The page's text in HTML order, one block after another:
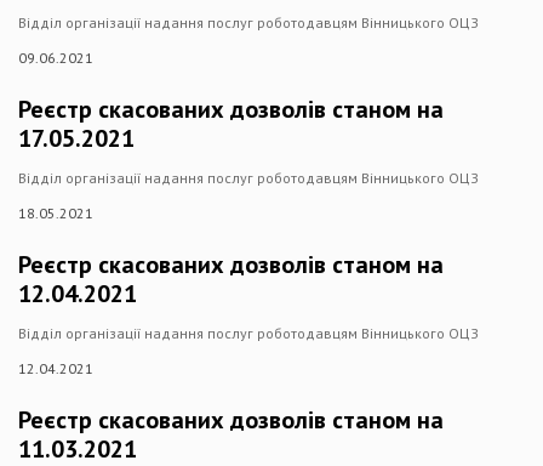
Відділ організації надання послуг роботодавцям Вінницького ОЦЗ
09.06.2021
Реєстр скасованих дозволів станом на
17.05.2021
Відділ організації надання послуг роботодавцям Вінницького ОЦЗ
18.05.2021
Реєстр скасованих дозволів станом на
12.04.2021
Відділ організації надання послуг роботодавцям Вінницького ОЦЗ
12.04.2021
Реєстр скасованих дозволів станом на
11.03.2021